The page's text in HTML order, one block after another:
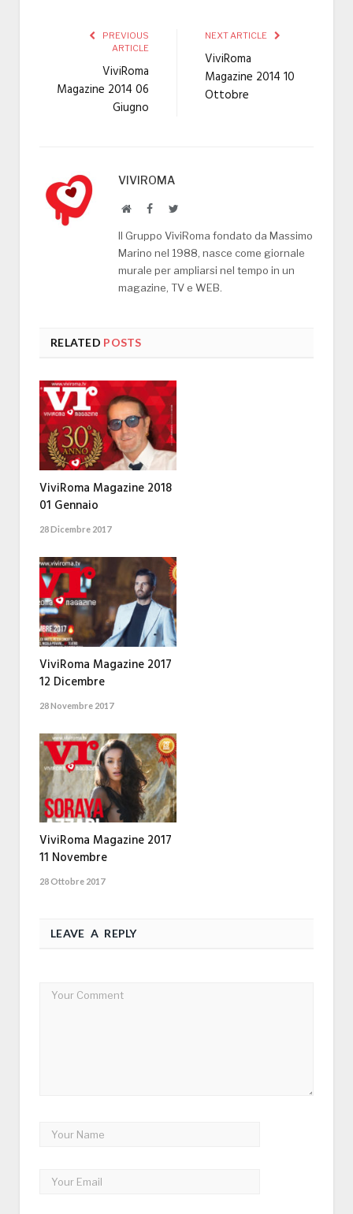
PREVIOUS
ARTICLE
ViviRoma
Magazine 2014 06
Giugno
NEXT ARTICLE
ViviRoma
Magazine 2014 10
Ottobre
VIVIROMA
WebsiteFacebookTwitter
Il Gruppo ViviRoma fondato da Massimo
Marino nel 1988, nasce come giornale
murale per ampliarsi nel tempo in un
magazine, TV e WEB.
RELATED POSTS
ViviRoma Magazine 2018
01 Gennaio
28 Dicembre 2017
ViviRoma Magazine 2017
12 Dicembre
28 Novembre 2017
ViviRoma Magazine 2017
11 Novembre
28 Ottobre 2017
LEAVE A REPLY